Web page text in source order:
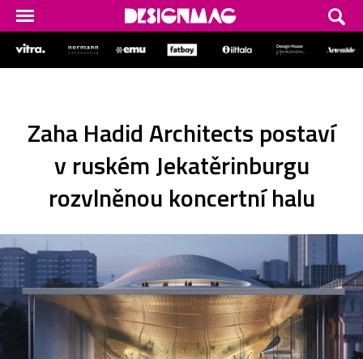
Zaha Hadid Architects postaví
v ruském Jekatěrinburgu
rozvlněnou koncertní halu